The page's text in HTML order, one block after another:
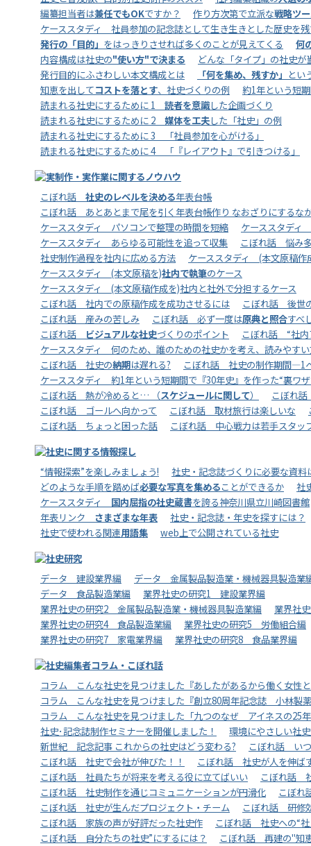
編纂担当者は兼任でもOKですか？ 作り方次第で立派な戦略ツ
ケーススタディ 社員参加の記念誌として生き生きとした歴史を
発行の「目的」 をはっきりさせれば多くのことが見えてくる
何
内容構成は社史の"使い方"で決まる どんな「タイプ」の社史が
発行目的にふさわしい本文構成とは
「何を集め、残すか」 とい
知恵を出してコストを落とす、社史づくりの例
約1年という短
読まれる社史にするために 1 読者を意識した企画づくり
読まれる社史にするために 2 媒体を工夫した「社史」の例
読まれる社史にするために 3 「社員参加を心がける」
読まれる社史にするために 4 「『レイアウト』で引きつける」
こぼれ話 社史のレベルを決める年表台帳
こぼれ話 あとあとまで尾を引く年表台帳作り なおざりにするな
ケーススタディ パソコンで整理の時間を短縮
ケーススタディ
ケーススタディ あらゆる可能性を追って収集
こぼれ話 悩み
社史制作過程を社内に広める方法
ケーススタディ (本文原稿作
ケーススタディ (本文原稿を)社内で執筆のケース
ケーススタディ (本文原稿作成を)社内と社外で分担するケース
こぼれ話 社内での原稿作成を成功させるには
こぼれ話 後世
こぼれ話 産みの苦しみ
こぼれ話 必ず一度は原典と照合すべ
こぼれ話
ビジュアルな社史づくりのポイント
こぼれ話 “社内
ケーススタディ 何のため、誰のための社史かを考え、読みやす
こぼれ話 社史の納期は遅れる?
こぼれ話 社史の制作期間―1
ケーススタディ 約1年という短期間で『30年史』を作った“裏ワ
こぼれ話 熱が冷めると… （スケジュールに関して）
こぼれ
こぼれ話 ゴールへ向かって
こぼれ話 取材旅行は楽しいな
こぼれ話 ちょっと困った話
こぼれ話 中心戦力は若手スタッ
“情報探索”を楽しみましょう!
社史・記念誌づくりに必要な資料
どのような手順を踏めば必要な写真を集めることができるか
社
ケーススタディ 国内屈指の社史蔵書を誇る神奈川県立川崎図書館
年表リンク
さまざまな年表
社史・記念誌・年史を探すには？
社史で使われる関連用語集 web上で公開されている社史
データ 建設業界編
データ 金属製品製造業・機械器具製造業
データ 食品製造業編
業界社史の研究1 建設業界編
業界社史の研究2 金属製品製造業・機械器具製造業編
業界社
業界社史の研究4 食品製造業編
業界社史の研究5 労働組合編
業界社史の研究7 家電業界編
業界社史の研究8 食品業界編
コラム こんな社史を見つけました『あしたがあるから働く女性
コラム こんな社史を見つけました『創立80周年記念誌 小林製
コラム こんな社史を見つけました「九つのなぜ アイネスの25
社史･記念誌制作セミナーを開催しました！
環境にやさしい社
新世紀 記念記事 これからの社史はどう変わる?
こぼれ話 い
こぼれ話 社史で会社が伸びた！！
こぼれ話 社史が人を伸ば
こぼれ話 社員たちが将来を考える役に立てばいい
こぼれ話
こぼれ話 社史制作を通じコミュニケーションが円滑化
こぼれ
こぼれ話 社史が生んだプロジェクト・チーム
こぼれ話 研修
こぼれ話 家族の声が好評だった社史作
こぼれ話 社史への“
こぼれ話 自分たちの社史”にするには？
こぼれ話 再建の"知